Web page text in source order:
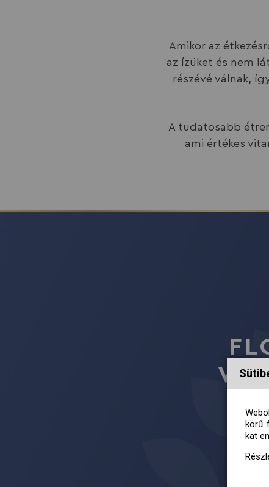
Amikor az
az ízüket és nem
részévé válnak,
A tudatosabb
ami értékes
körű
kat